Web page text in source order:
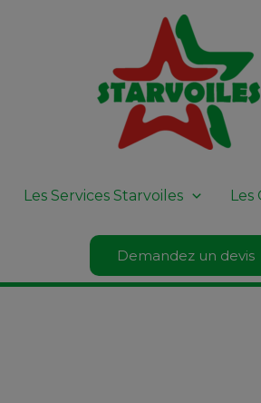
Les Services Starvoiles Les
Demandez un devis